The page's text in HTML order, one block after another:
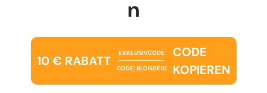
n
10 € RABATT
EXKLUSIVCODE
CODE: BLOGDE10
CODE
KOPIEREN